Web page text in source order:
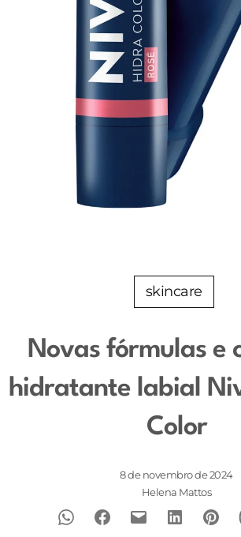
skincare
Novas fórmulas e
hidratante labial
Color
8 de novembro de 2024
Helena Mattos